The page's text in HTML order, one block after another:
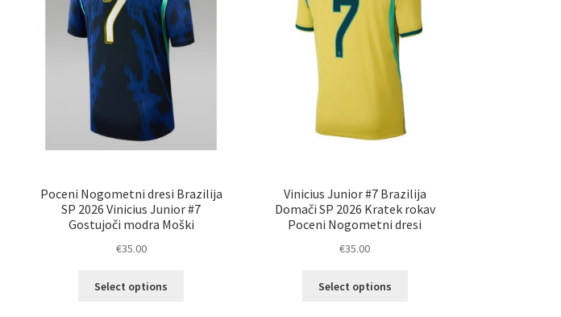
Poceni Nogometni dresi Brazilija
SP 2026 Vinicius Junior #7
Gostujoči modra Moški
€35.00
Select options
Vinicius Junior #7 Brazilija
Domači SP 2026 Kratek rokav
Poceni Nogometni dresi
€35.00
Select options